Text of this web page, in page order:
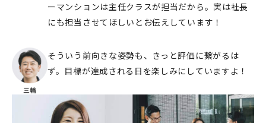
ーマンションは主任クラスが担当だから。実は社長
にも担当させてほしいとお伝えしています！
そういう前向きな姿勢も、きっと評価に繋がるは
ず。目標が達成される日を楽しみにしていますよ！